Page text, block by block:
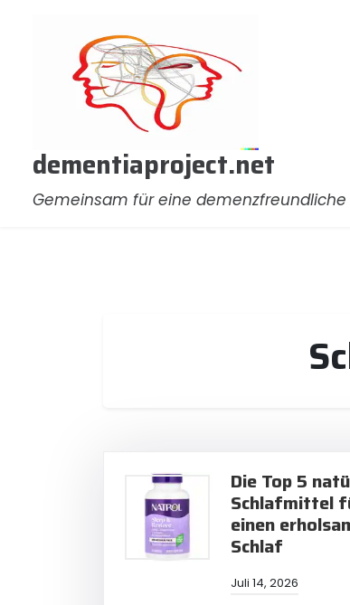
dementiaproject.net
Gemeinsam für eine demenzfreundliche
Die Top 5
Schlafmittel
einen
Schlaf
Juli 14, 2026